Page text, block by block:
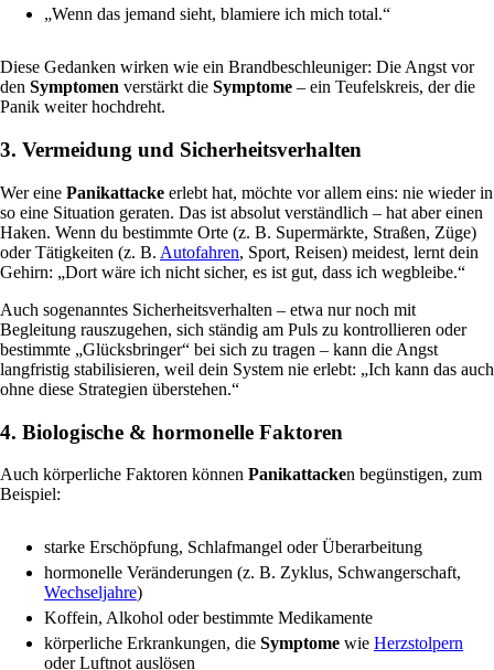
„Wenn das jemand sieht, blamiere ich mich total.“
Diese Gedanken wirken wie ein Brandbeschleuniger: Die Angst vor
den Symptomen verstärkt die Symptome – ein Teufelskreis, der die
Panik weiter hochdreht.
3. Vermeidung und Sicherheitsverhalten
Wer eine Panikattacke erlebt hat, möchte vor allem eins: nie wieder in
so eine Situation geraten. Das ist absolut verständlich – hat aber einen
Haken. Wenn du bestimmte Orte (z. B. Supermärkte, Straßen, Züge)
oder Tätigkeiten (z. B. Autofahren, Sport, Reisen) meidest, lernt dein
Gehirn: „Dort wäre ich nicht sicher, es ist gut, dass ich wegbleibe.“
Auch sogenanntes Sicherheitsverhalten – etwa nur noch mit
Begleitung rauszugehen, sich ständig am Puls zu kontrollieren oder
bestimmte „Glücksbringer“ bei sich zu tragen – kann die Angst
langfristig stabilisieren, weil dein System nie erlebt: „Ich kann das auch
ohne diese Strategien überstehen.“
4. Biologische & hormonelle Faktoren
Auch körperliche Faktoren können Panikattacken begünstigen, zum
Beispiel:
starke Erschöpfung, Schlafmangel oder Überarbeitung
hormonelle Veränderungen (z. B. Zyklus, Schwangerschaft,
Wechseljahre)
Koffein, Alkohol oder bestimmte Medikamente
körperliche Erkrankungen, die Symptome wie Herzstolpern
oder Luftnot auslösen